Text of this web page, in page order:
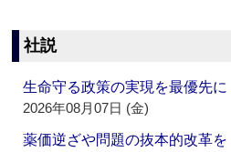
社説
生命守る政策の実現を最優先に
2026年08月07日 (金)
薬価逆ざや問題の抜本的改革を